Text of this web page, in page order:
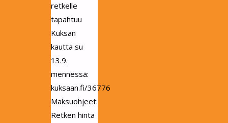
retkelle
tapahtuu
Kuksan
kautta su
13.9.
mennessä:
kuksaan.fi/36776
Maksuohjeet:
Retken hinta